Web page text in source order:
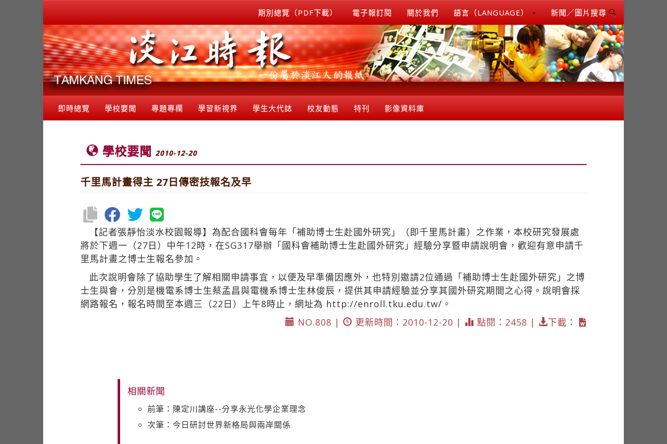
期別總覽（PDF下載） 電子報訂閱 關於我們 語言（LANGUAGE） 新聞／圖片搜尋
即時總覽 學校要聞 專題專欄 學習新視界 學生大代誌 校友動態 特刊 影像資料庫
學校要聞 2010-12-20
千里馬計畫得主 27日傳密技報名及早
【記者張靜怡淡水校園報導】為配合國科會每年「補助博士生赴國外研究」（即千里馬計畫）之作業，本校研究發展處
將於下週一（27日）中午12時，在SG317舉辦「國科會補助博士生赴國外研究」經驗分享暨申請說明會，歡迎有意申請千
里馬計畫之博士生報名參加。
此次說明會除了協助學生了解相關申請事宜，以便及早準備因應外，也特別邀請2位通過「補助博士生赴國外研究」之博
士生與會，分別是機電系博士生蔡孟昌與電機系博士生林俊辰，提供其申請經驗並分享其國外研究期間之心得。說明會採
網路報名，報名時間至本週三（22日）上午8時止，網址為 http://enroll.tku.edu.tw/。
NO.808 |
更新時間：2010-12-20 | 點閱：2458 | 下載：
相關新聞
前筆：陳定川講座--分享永光化學企業理念
次筆：今日研討世界新格局與兩岸關係